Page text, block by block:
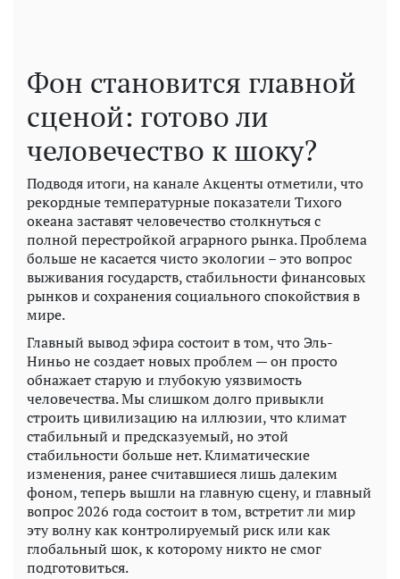
Фон становится главной
сценой: готово ли
человечество к шоку?
Подводя итоги, на канале Акценты отметили, что
рекордные температурные показатели Тихого
океана заставят человечество столкнуться с
полной перестройкой аграрного рынка. Проблема
больше не касается чисто экологии – это вопрос
выживания государств, стабильности финансовых
рынков и сохранения социального спокойствия в
мире.
Главный вывод эфира состоит в том, что Эль-
Ниньо не создает новых проблем — он просто
обнажает старую и глубокую уязвимость
человечества. Мы слишком долго привыкли
строить цивилизацию на иллюзии, что климат
стабильный и предсказуемый, но этой
стабильности больше нет. Климатические
изменения, ранее считавшиеся лишь далеким
фоном, теперь вышли на главную сцену, и главный
вопрос 2026 года состоит в том, встретит ли мир
эту волну как контролируемый риск или как
глобальный шок, к которому никто не смог
подготовиться.